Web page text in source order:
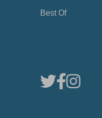
Best Of